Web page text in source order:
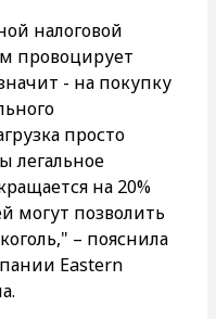
налоговой
провоцирует
- на покупку
просто
легальное
на 20%
могут позволить
– пояснила
Eastern